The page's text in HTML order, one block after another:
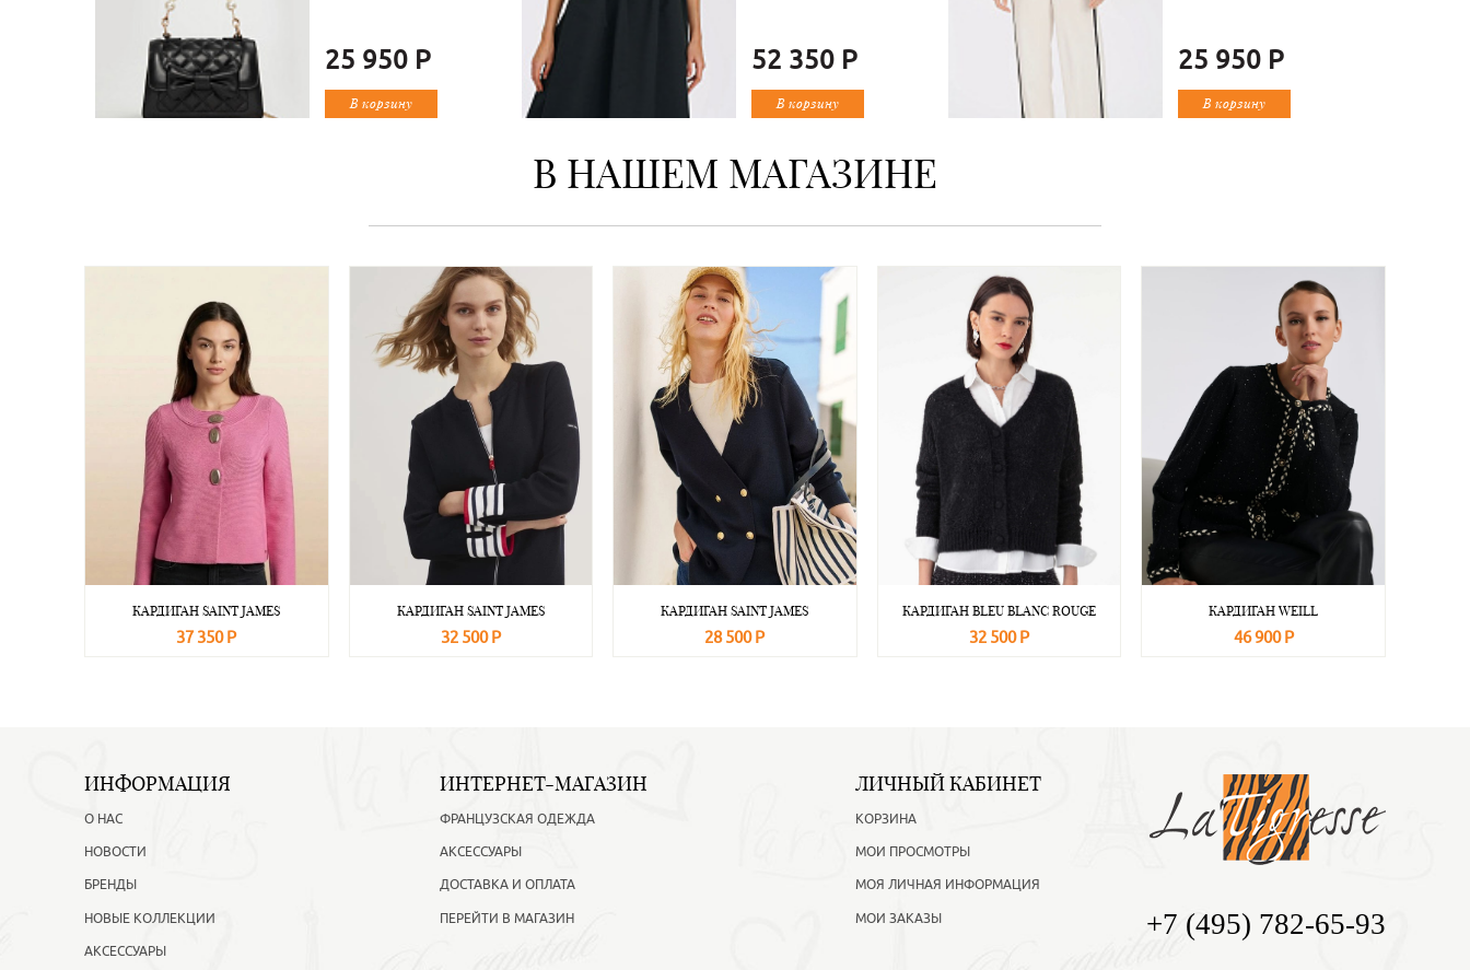
25 950 Р
В корзину
52 350 Р
В корзину
25 950 Р
В корзину
В НАШЕМ МАГАЗИНЕ
КАРДИГАН SAINT JAMES
37 350 Р
КАРДИГАН SAINT JAMES
32 500 Р
КАРДИГАН SAINT JAMES
28 500 Р
КАРДИГАН BLEU BLANC ROUGE
32 500 Р
КАРДИГАН WEILL
46 900 Р
ИНФОРМАЦИЯ
О НАС
НОВОСТИ
БРЕНДЫ
НОВЫЕ КОЛЛЕКЦИИ
АКСЕССУАРЫ
ИНТЕРНЕТ-МАГАЗИН
ФРАНЦУЗСКАЯ ОДЕЖДА
АКСЕССУАРЫ
ДОСТАВКА И ОПЛАТА
ПЕРЕЙТИ В МАГАЗИН
ЛИЧНЫЙ КАБИНЕТ
КОРЗИНА
МОИ ПРОСМОТРЫ
МОЯ ЛИЧНАЯ ИНФОРМАЦИЯ
МОИ ЗАКАЗЫ
+7 (495) 782-65-93